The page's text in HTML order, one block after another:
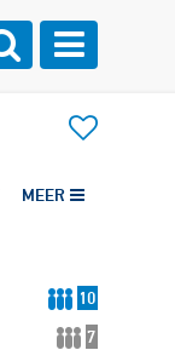
MEER
10
7